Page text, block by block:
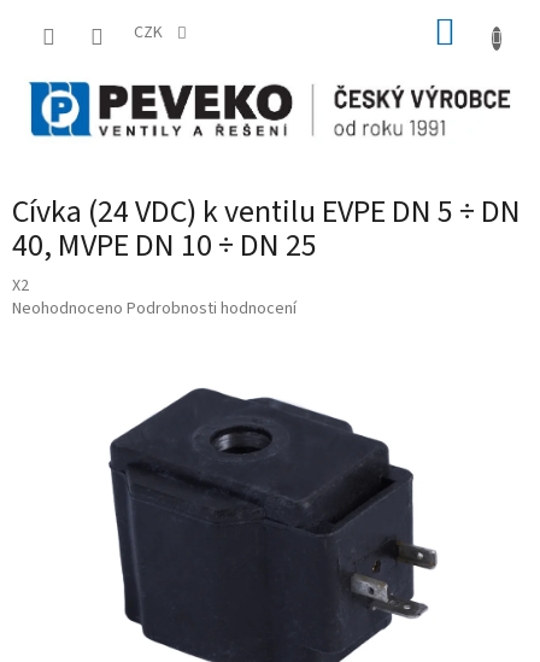
CZK
Cívka (24 VDC) k ventilu EVPE DN 5 ÷ DN
40, MVPE DN 10 ÷ DN 25
X2
Průměrné
Neohodnoceno Podrobnosti hodnocení